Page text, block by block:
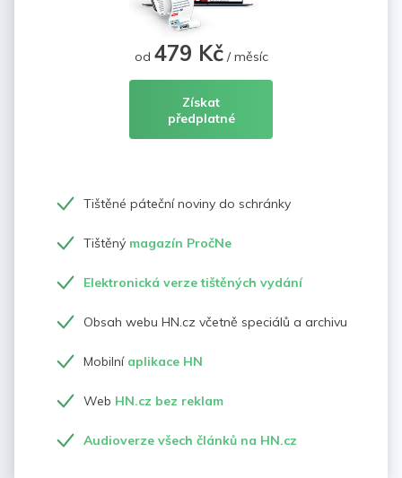
od 479 Kč/ měsíc
Získat
předplatné
Tištěné páteční noviny do schránky
Tištěný magazín PročNe
Elektronická verze tištěných vydání
Obsah webu HN.cz včetně speciálů a archivu
Mobilní aplikace HN
Web HN.cz bez reklam
Audioverze všech článků na HN.cz